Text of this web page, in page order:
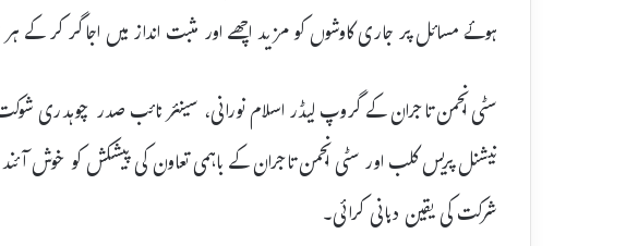
ہوئے مسائل پر جاری کاوشوں کو مزید اچھے اور مثبت انداز میں اجاگر کر کے
سٹی انجمن تاجران کے گروپ لیڈر اسلام نورانی، سینئر نائب صدر چوہدری
نیشنل پریس کلب اور سٹی انجمن تاجران کے باہمی تعاون کی پیشکش کو خوش آئند
شرکت کی یقین دہانی کرائی۔